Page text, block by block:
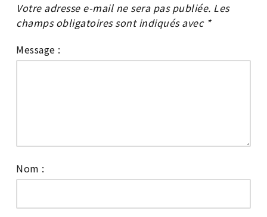
Votre adresse e-mail ne sera pas publiée. Les
champs obligatoires sont indiqués avec *
Message :
Nom :